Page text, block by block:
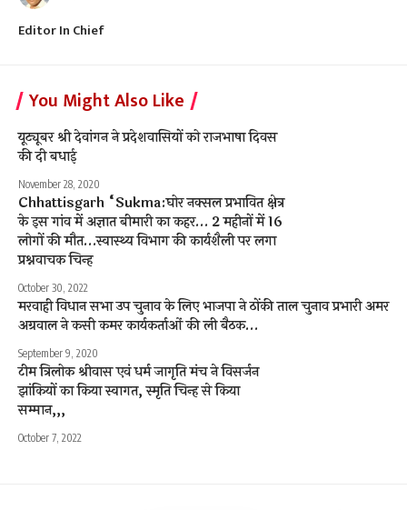
Editor In Chief
You Might Also Like
यूट्यूबर श्री देवांगन ने प्रदेशवासियों को राजभाषा दिवस
की दी बधाई
November 28, 2020
Chhattisgarh “Sukma:घोर नक्सल प्रभावित क्षेत्र
के इस गांव में अज्ञात बीमारी का कहर… 2 महीनों में 16
लोगों की मौत…स्वास्थ्य विभाग की कार्यशैली पर लगा
प्रश्नवाचक चिन्ह
October 30, 2022
मरवाही विधान सभा उप चुनाव के लिए भाजपा ने ठोंकी ताल चुनाव प्रभारी अमर
अग्रवाल ने कसी कमर कार्यकर्ताओं की ली बैठक…
September 9, 2020
टीम त्रिलोक श्रीवास एवं धर्म जागृति मंच ने विसर्जन
झांकियों का किया स्वागत, स्मृति चिन्ह से किया
सम्मान,,,
October 7, 2022